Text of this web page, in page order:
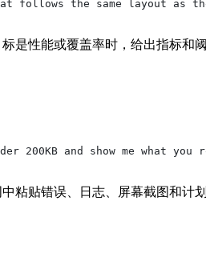
follows the same layout as
是性能或覆盖率时，给出指标和
200KB and show me what you
粘贴错误、日志、屏幕截图和计